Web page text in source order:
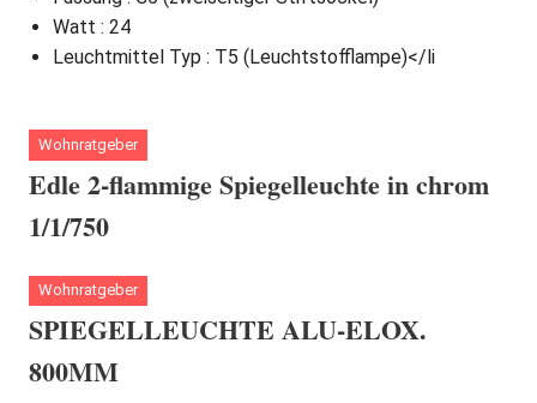
Watt : 24
Leuchtmittel Typ : T5 (Leuchtstofflampe)</li
Wohnratgeber
Edle 2-flammige Spiegelleuchte in chrom
1/1/750
Wohnratgeber
SPIEGELLEUCHTE ALU-ELOX.
800MM